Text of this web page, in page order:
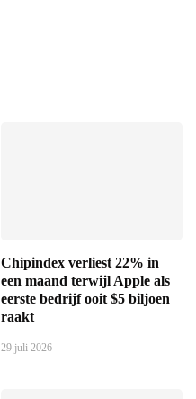
Chipindex verliest 22% in
een maand terwijl Apple als
eerste bedrijf ooit $5 biljoen
raakt
29 juli 2026